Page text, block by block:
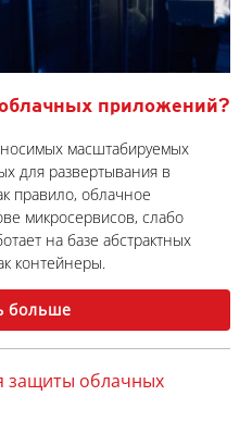
приложений?
масштабируемых
для развертывания в
правило, облачное
микросервисов, слабо
на базе абстрактных
контейнеры.
больше
защиты облачных